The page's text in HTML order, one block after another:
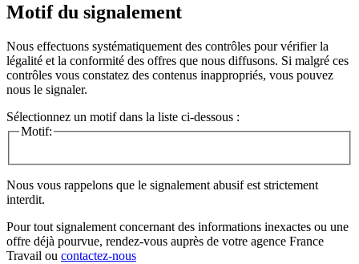
Motif du signalement
Nous effectuons systématiquement des contrôles pour vérifier la
légalité et la conformité des offres que nous diffusons. Si malgré ces
contrôles vous constatez des contenus inappropriés, vous pouvez
nous le signaler.
Sélectionnez un motif dans la liste ci-dessous :
Motif:
Nous vous rappelons que le signalement abusif est strictement
interdit.
Pour tout signalement concernant des informations inexactes ou une
offre déjà pourvue, rendez-vous auprès de votre agence France
Travail ou contactez-nous